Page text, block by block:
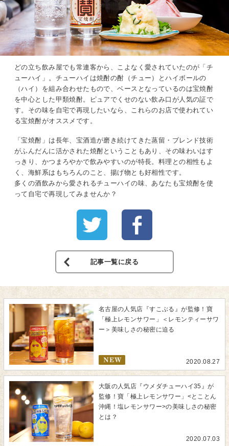
どの立ち飲み屋でも常連客から、こよなく愛されていたのが「チ
ューハイ」。チューハイは焼酎の酎（チュー）とハイボールの
（ハイ）を組み合わせたもので、ベースとなっているのは宝焼酎
を中心とした甲類焼酎。ピュアでくせのない飲み口が人気の証で
す。その味を自宅で再現したいなら、これらのお店で使われてい
る宝焼酎がオススメです。
「宝焼酎」は長年、宝酒造が磨き続けてきた蒸留・ブレンド技術
がふんだんに活かされた焼酎ということもあり、その味わいはす
っきり、かつまろやかで飲みやすいのが特長。料理との相性もよ
く、海鮮系はもちろんのこと、揚げ物とも好相性です。
多くの酒飲みから愛されるチューハイの味、あなたも宝焼酎を使
って自宅で再現してみませんか？
記事一覧に戻る
名古屋の人気店『すこぶる』が監修！寶
「極上レモンサワー」＜レモンティーサワ
ー＞美味しさの秘密に迫る
2020.08.27
大阪の人気店『ウメダチューハイ35』が
監修！寶「極上レモンサワー」<とことん
沖縄！塩レモンサワー>の美味しさの秘密
とは？
2020.07.03